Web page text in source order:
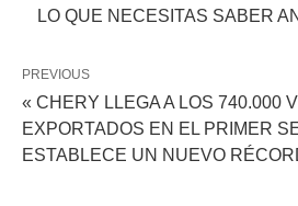
LO QUE NECESITAS SABER
PREVIOUS
« CHERY LLEGA A LOS 740.000
EXPORTADOS EN EL PRIMER
ESTABLECE UN NUEVO